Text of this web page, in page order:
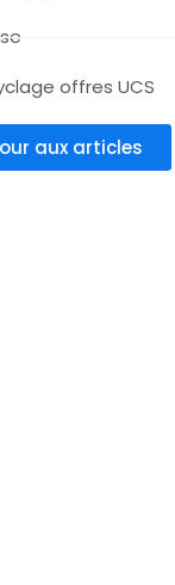
offres UCS
aux articles